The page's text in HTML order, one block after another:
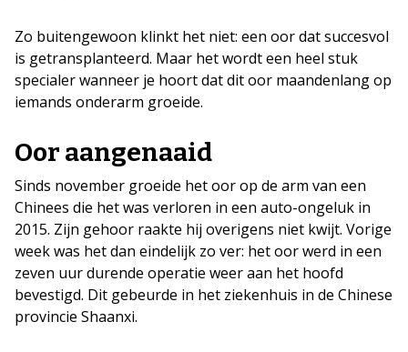
Zo buitengewoon klinkt het niet: een oor dat succesvol
is getransplanteerd. Maar het wordt een heel stuk
specialer wanneer je hoort dat dit oor maandenlang op
iemands onderarm groeide.
Oor aangenaaid
Sinds november groeide het oor op de arm van een
Chinees die het was verloren in een auto-ongeluk in
2015. Zijn gehoor raakte hij overigens niet kwijt. Vorige
week was het dan eindelijk zo ver: het oor werd in een
zeven uur durende operatie weer aan het hoofd
bevestigd. Dit gebeurde in het ziekenhuis in de Chinese
provincie Shaanxi.